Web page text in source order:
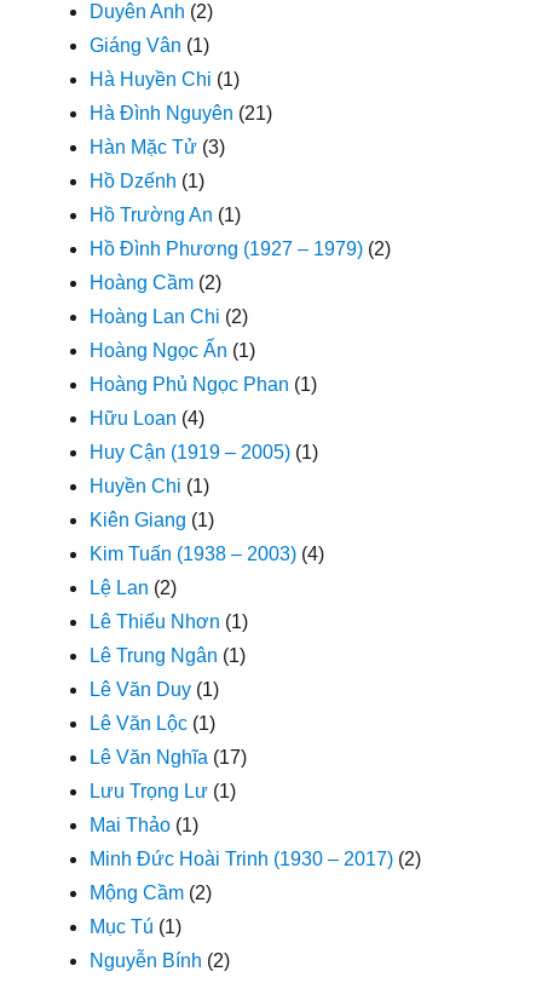
Duyên Anh (2)
Giáng Vân (1)
Hà Huyền Chi (1)
Hà Đình Nguyên (21)
Hàn Mặc Tử (3)
Hồ Dzếnh (1)
Hồ Trường An (1)
Hồ Đình Phương (1927 – 1979) (2)
Hoàng Cầm (2)
Hoàng Lan Chi (2)
Hoàng Ngọc Ẩn (1)
Hoàng Phủ Ngọc Phan (1)
Hữu Loan (4)
Huy Cận (1919 – 2005) (1)
Huyền Chi (1)
Kiên Giang (1)
Kim Tuấn (1938 – 2003) (4)
Lệ Lan (2)
Lê Thiếu Nhơn (1)
Lê Trung Ngân (1)
Lê Văn Duy (1)
Lê Văn Lộc (1)
Lê Văn Nghĩa (17)
Lưu Trọng Lư (1)
Mai Thảo (1)
Minh Đức Hoài Trinh (1930 – 2017) (2)
Mộng Cầm (2)
Mục Tú (1)
Nguyễn Bính (2)